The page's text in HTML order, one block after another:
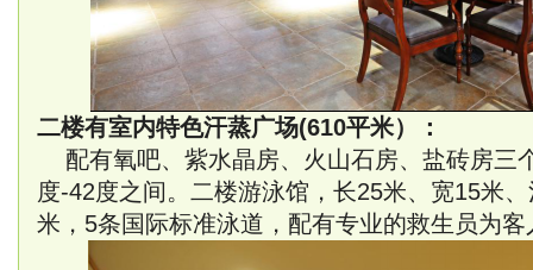
二楼有室内特色汗蒸广场(610平米）：
配有氧吧、紫水晶房、火山石房、盐砖房三
度-42度之间。二楼游泳馆，长25米、宽15米
米，5条国际标准泳道，配有专业的救生员为